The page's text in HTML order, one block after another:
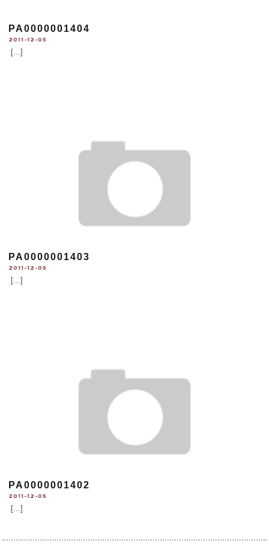
PA0000001404
2011-12-05
[...]
PA0000001403
2011-12-05
[...]
PA0000001402
2011-12-05
[...]